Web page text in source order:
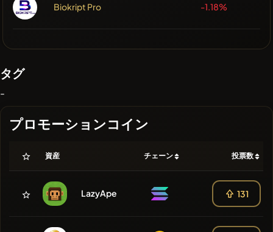
Biokript Pro -1.18%
タグ
-
プロモーションコイン
資産 チェーン 投票数
LazyApe 131